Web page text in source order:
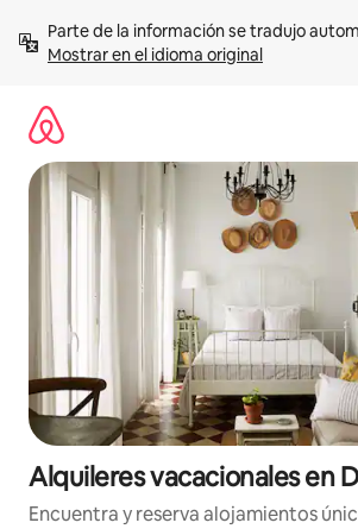
contenidoMostrar en el idioma original
Alquileres vacacionales en
Encuentra y reserva alojamientos